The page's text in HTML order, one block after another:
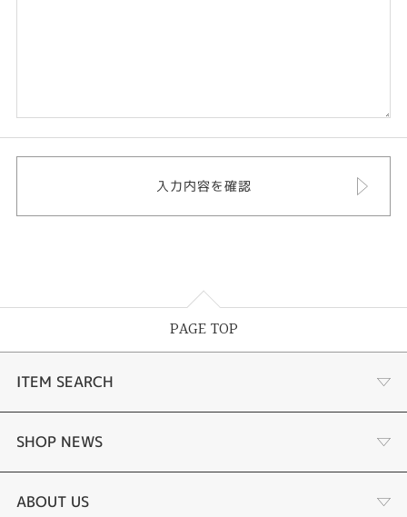
PAGE TOP
ITEM SEARCH
婚約指輪
結婚指輪
SHOP NEWS
ジュエリーリフォーム
ABOUT US